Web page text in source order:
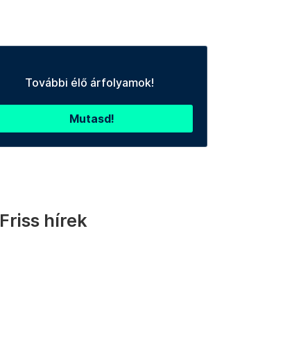
További élő árfolyamok!
Mutasd!
Friss hírek